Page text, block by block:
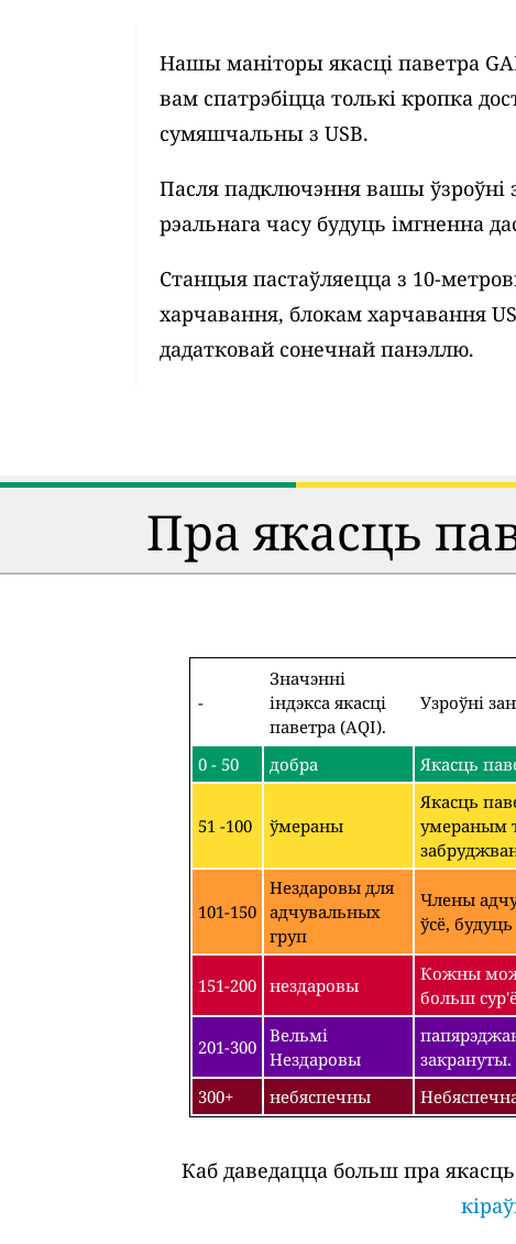
Нашы маніторы якасці паветра
вам спатрэбіцца толькі кропка
сумяшчальны з USB.
Пасля падключэння вашы
рэальнага часу будуць імгненна
Станцыя пастаўляецца з 10-
харчавання, блокам харчавання
дадатковай сонечнай панэллю.
Пра якасць
-
Значэнні
індэкса якасці
паветра (AQI).
Узроўні
0 - 50 добра Якасць
51 -100 ўмераны
Якасць
умераным
101-150
Нездаровы для
адчувальных
груп
Члены
ўсё,
151-200 нездаровы
Кожны
больш
201-300
Вельмі
Нездаровы
закрануты.
300+
небяспечны
Каб даведацца больш пра